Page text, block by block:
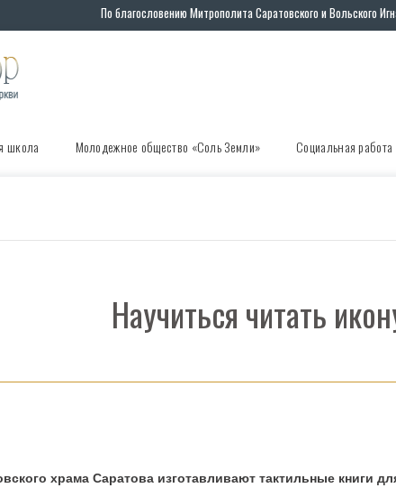
По благословению Митрополита Саратовского и Вольского
школа Молодежное общество «Соль Земли» Социальная работа
Научиться читать
храма Саратова изготавливают тактильные